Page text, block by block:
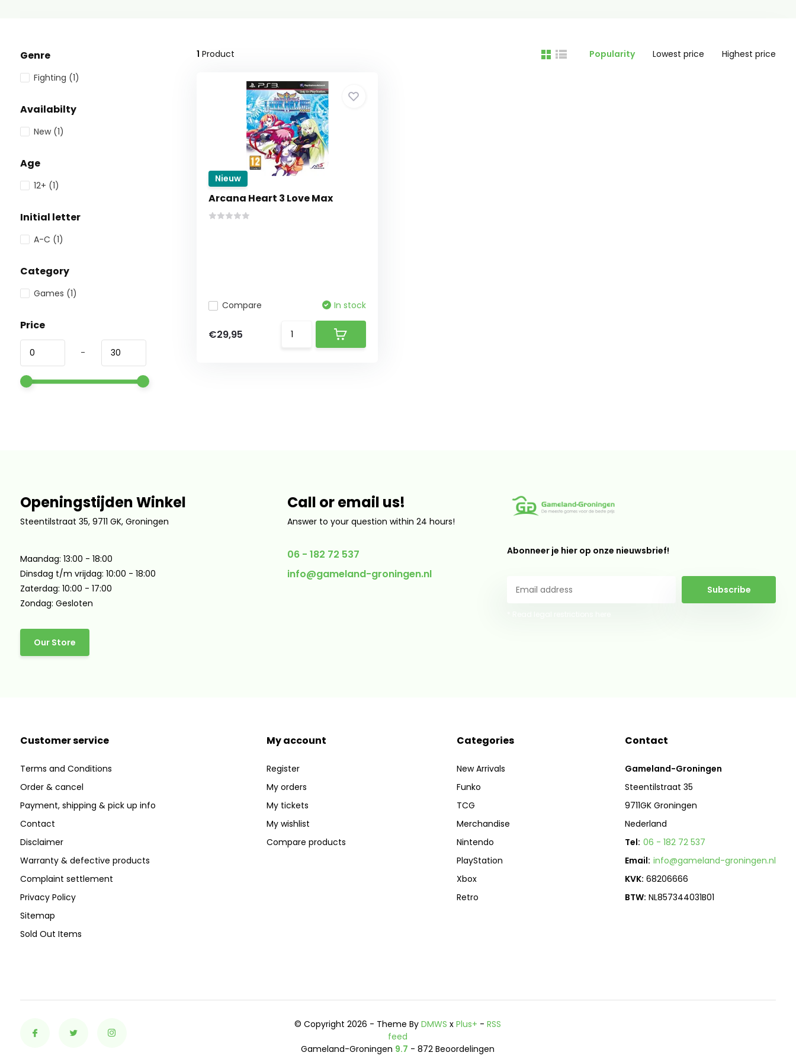
Genre
Fighting (1)
Availabilty
New (1)
Age
12+ (1)
Initial letter
A-C (1)
Category
Games (1)
Price
-
1 Product Popularity Lowest price Highest price
Nieuw
Arcana Heart 3 Love Max
Compare In stock
€29,95
Openingstijden Winkel
Steentilstraat 35, 9711 GK, Groningen
Maandag: 13:00 - 18:00
Dinsdag t/m vrijdag: 10:00 - 18:00
Zaterdag: 10:00 - 17:00
Zondag: Gesloten
Our Store
Call or email us!
Answer to your question within 24 hours!
06 - 182 72 537
info@gameland-groningen.nl
Abonneer je hier op onze nieuwsbrief!
Subscribe
Customer service
Terms and Conditions
Order & cancel
Payment, shipping & pick up info
Contact
Disclaimer
Warranty & defective products
Complaint settlement
Privacy Policy
Sitemap
Sold Out Items
My account
Register
My orders
My tickets
My wishlist
Compare products
Categories
New Arrivals
Funko
TCG
Merchandise
Nintendo
PlayStation
Xbox
Retro
Contact
Gameland-Groningen
Steentilstraat 35
9711GK Groningen
Nederland
Tel: 06 - 182 72 537
Email: info@gameland-groningen.nl
KVK: 68206666
BTW: NL857344031B01
© Copyright 2026 - Theme ByDMWS xPlus+ -RSS
feed
Gameland-Groningen 9.7 - 872 Beoordelingen